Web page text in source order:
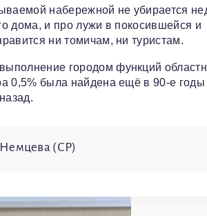
набережной не убирается
дома, и про лужи в покосившейся и
ни томичам, ни туристам.
городом функций
0,5% была найдена ещё в 90-е годы
Немцева (СР)